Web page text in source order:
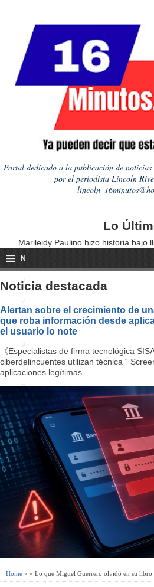
Portal dedicado a la publicación de noticias
por el periodista Lincoln
Lo
Marileidy Paulino hizo historia bajo
≡ N
a
i
a
ti
o
n
Noticia destacada
Alertan sobre el crecimiento de
que roba información desde
el usuario lo note
《Especialistas de firma tecnológica
ciberdelincuentes utilizan técnica “
aplicaciones legítimas ...
Home » » Lo que Miguel Guerrero olvidó en su libro